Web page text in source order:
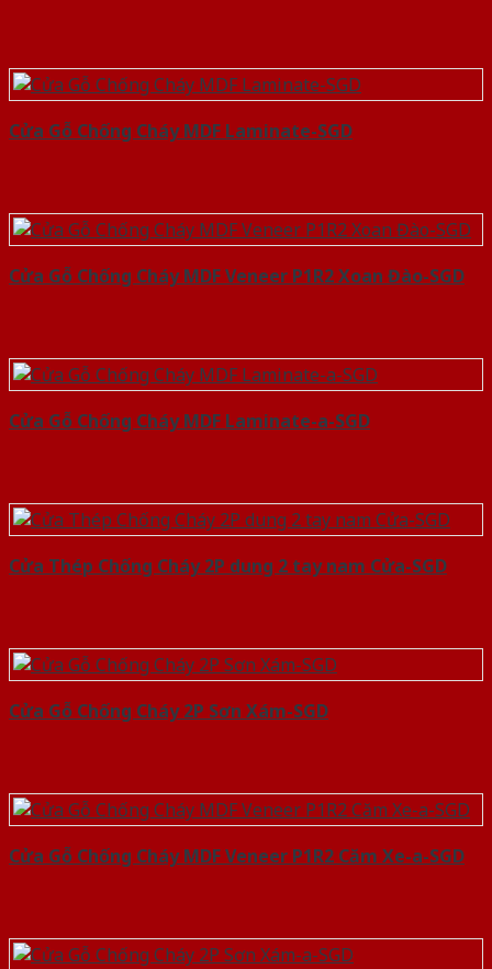
Cửa Gỗ Chống Cháy MDF Laminate-SGD
Cửa Gỗ Chống Cháy MDF Veneer P1R2 Xoan Đào-SGD
Cửa Gỗ Chống Cháy MDF Laminate-a-SGD
Cửa Thép Chống Cháy 2P dung 2 tay nam Cửa-SGD
Cửa Gỗ Chống Cháy 2P Sơn Xám-SGD
Cửa Gỗ Chống Cháy MDF Veneer P1R2 Căm Xe-a-SGD